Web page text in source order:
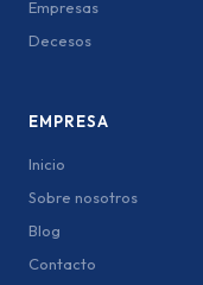
Empresas
Decesos
EMPRESA
Inicio
Sobre nosotros
Blog
Contacto